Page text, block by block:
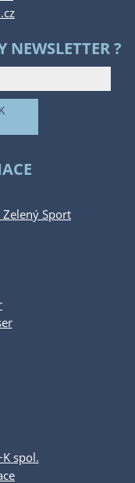
NEWSLETTER ?
Sport
spol.